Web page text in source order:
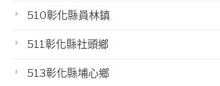
510彰化縣員林鎮
511彰化縣社頭鄉
513彰化縣埔心鄉